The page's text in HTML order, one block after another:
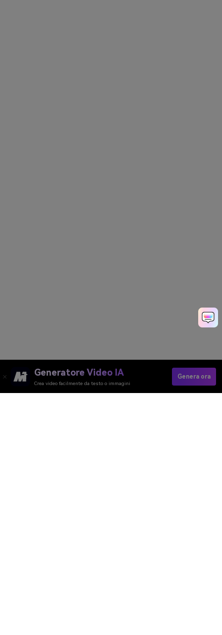
Generatore Video IA
Crea video facilmente da testo o immagini
Genera ora